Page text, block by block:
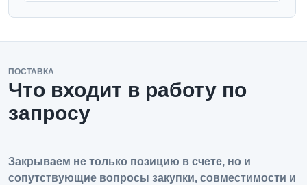
ПОСТАВКА
Что входит в работу по
запросу
Закрываем не только позицию в счете, но и
сопутствующие вопросы закупки, совместимости и